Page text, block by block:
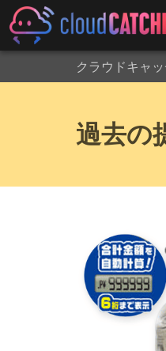
クラウドキャ
過去の